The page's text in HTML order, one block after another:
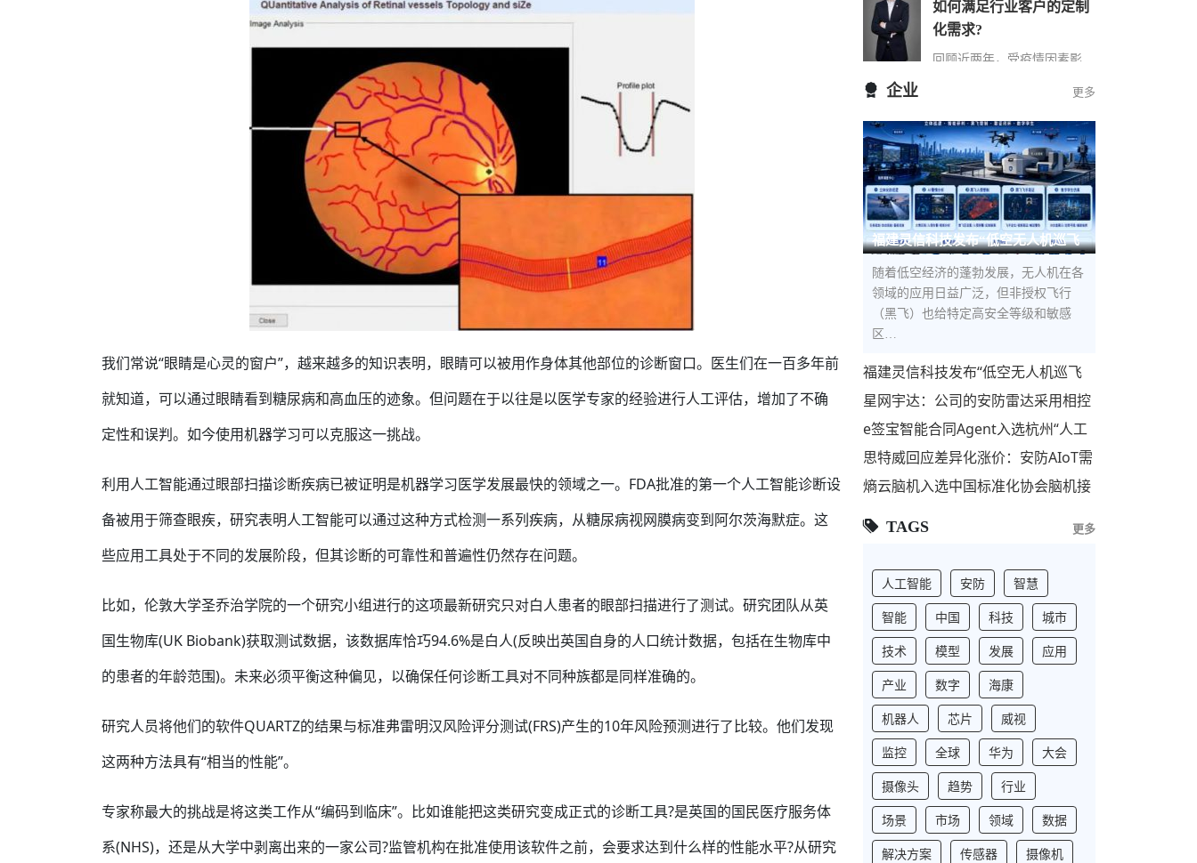
我们常说“眼睛是心灵的窗户”，越来越多的知识表明，眼睛可以被用作身体其他部位的诊断窗口。医生们在一百多年前
就知道，可以通过眼睛看到糖尿病和高血压的迹象。但问题在于以往是以医学专家的经验进行人工评估，增加了不确
定性和误判。如今使用机器学习可以克服这一挑战。
利用人工智能通过眼部扫描诊断疾病已被证明是机器学习医学发展最快的领域之一。FDA批准的第一个人工智能诊断设
备被用于筛查眼疾，研究表明人工智能可以通过这种方式检测一系列疾病，从糖尿病视网膜病变到阿尔茨海默症。这
些应用工具处于不同的发展阶段，但其诊断的可靠性和普遍性仍然存在问题。
比如，伦敦大学圣乔治学院的一个研究小组进行的这项最新研究只对白人患者的眼部扫描进行了测试。研究团队从英
国生物库(UK Biobank)获取测试数据，该数据库恰巧94.6%是白人(反映出英国自身的人口统计数据，包括在生物库中
的患者的年龄范围)。未来必须平衡这种偏见，以确保任何诊断工具对不同种族都是同样准确的。
研究人员将他们的软件QUARTZ的结果与标准弗雷明汉风险评分测试(FRS)产生的10年风险预测进行了比较。他们发现
这两种方法具有“相当的性能”。
专家称最大的挑战是将这类工作从“编码到临床”。比如谁能把这类研究变成正式的诊断工具?是英国的国民医疗服务体
系(NHS)，还是从大学中剥离出来的一家公司?监管机构在批准使用该软件之前，会要求达到什么样的性能水平?从研究
下简称“报告”），该报告…
如何满足行业客户的定制
化需求?
回顾近两年，受疫情因素影
领域都遭受了来自市场 “不确
企业 更多
福建灵信科技发布“低空无人机巡飞
防控解决方案”，构建低空立体
随着低空经济的蓬勃发展，无人机在各
领域的应用日益广泛，但非授权飞行
（黑飞）也给特定高安全等级和敏感
区…
福建灵信科技发布“低空无人机巡飞
防控解决方案”，构建低空立体安全
屏障
星网宇达：公司的安防雷达采用相控
阵技术，主要用于安防监控和反无人
机领域
e签宝智能合同Agent入选杭州“人工
智能+”标杆项目，与宇树科技、海康
威视等共筑AI第
思特威回应差异化涨价：安防AIoT需
求回暖 联动国产代工厂优化供应链
熵云脑机入选中国标准化协会脑机接
TAGS 更多
人工智能 安防
智慧
智能
中国 科技
城市
技术
模型 发展
应用
产业
数字
海康
机器人
芯片
威视
监控
全球 华为
大会
摄像头
趋势
行业
场景
市场 领域
数据
解决方案
传感器
摄像机